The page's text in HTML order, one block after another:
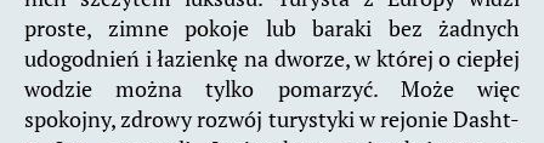
proste, zimne pokoje lub baraki bez żadnych
udogodnień i łazienkę na dworze, w której o ciepłej
wodzie można tylko pomarzyć. Może więc
spokojny, zdrowy rozwój turystyki w rejonie Dasht-